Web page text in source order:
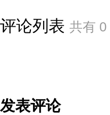
评论列表 共有 0
发表评论